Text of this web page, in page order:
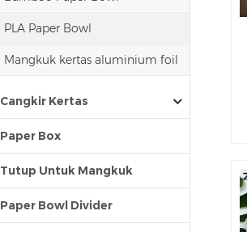
PLA Paper Bowl
Mangkuk kertas aluminium foil
Cangkir Kertas
Paper Box
Tutup Untuk Mangkuk
Paper Bowl Divider